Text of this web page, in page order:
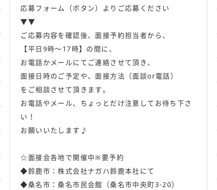
応募フォーム（ボタン）よりご応募ください
▼▼
ご応募内容を確認後、面接予約担当者から、
【平日9時～17時】の間に、
お電話かメールにてご連絡させて頂き、
面接日時のご予定や、面接方法（面談or電話）
をご相談させて頂きます。
お電話やメール、ちょっとだけ注意してお待ち下さ
い！
お願いいたします♪
☆面接会各地で開催中※要予約
◆鈴鹿市：株式会社ナガハ鈴鹿本社にて
◆桑名市：桑名市民会館（桑名市中央町3-20）